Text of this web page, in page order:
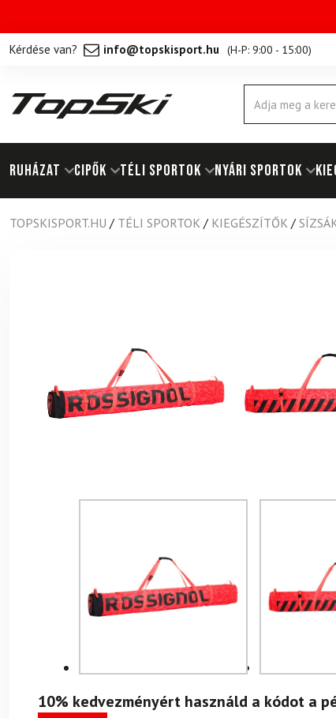
Kérdése van? info@topskisport.hu (H-P: 9:00 - 15:00)
Products
search
RUHÁZAT Cipők TÉLI SPORTOK NYÁRI SPORTOK
TOPSKISPORT.HU / TÉLI SPORTOK / KIEGÉSZÍTŐK /
10% kedvezményért használd a kódot a